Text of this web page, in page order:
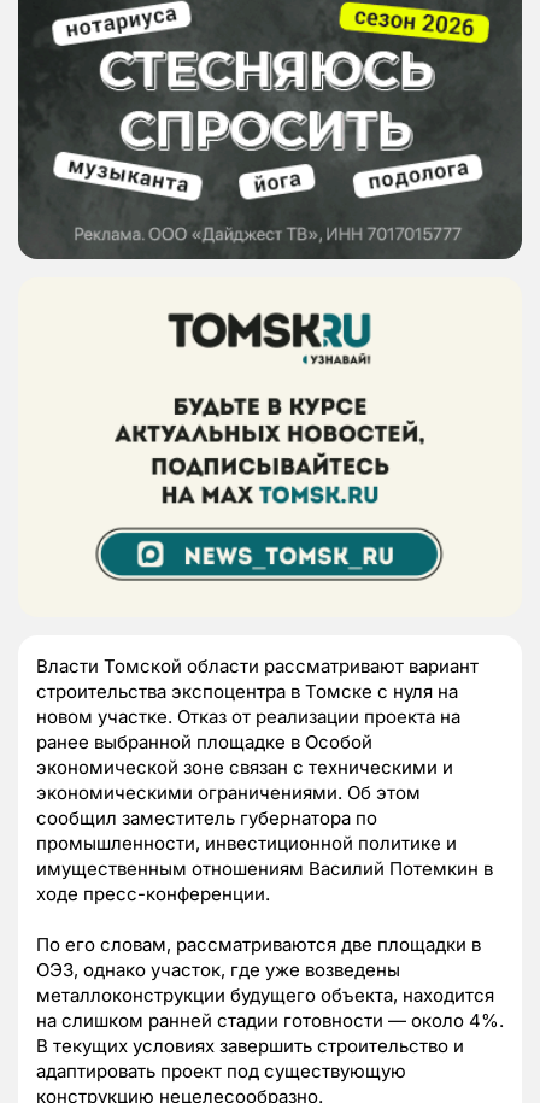
Власти Томской области рассматривают вариант
строительства экспоцентра в Томске с нуля на
новом участке. Отказ от реализации проекта на
ранее выбранной площадке в Особой
экономической зоне связан с техническими и
экономическими ограничениями. Об этом
сообщил заместитель губернатора по
промышленности, инвестиционной политике и
имущественным отношениям Василий Потемкин в
ходе пресс-конференции.
По его словам, рассматриваются две площадки в
ОЭЗ, однако участок, где уже возведены
металлоконструкции будущего объекта, находится
на слишком ранней стадии готовности — около 4%.
В текущих условиях завершить строительство и
адаптировать проект под существующую
конструкцию нецелесообразно.